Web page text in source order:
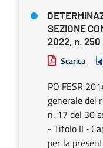
SEZIONE
2022, n. 250
Scarica
PO FESR
generale dei
n. 17 del 30
- Titolo II ‐
per la